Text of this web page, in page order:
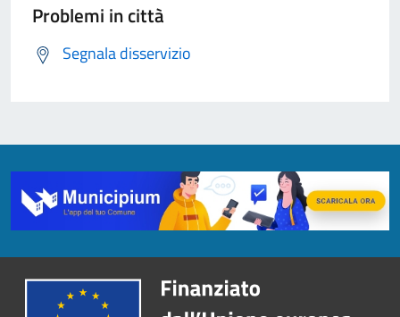
Problemi in città
Segnala disservizio